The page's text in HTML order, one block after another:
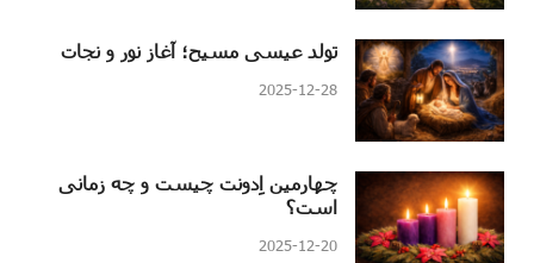
تولد عیسی مسیح؛ آغاز نور و نجات
2025-12-28
چهارمین اِدونت چیست و چه زمانی
است؟
2025-12-20